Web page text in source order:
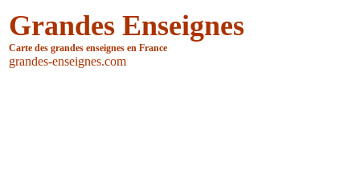
Grandes Enseignes
Carte des grandes enseignes en France
grandes-enseignes.com